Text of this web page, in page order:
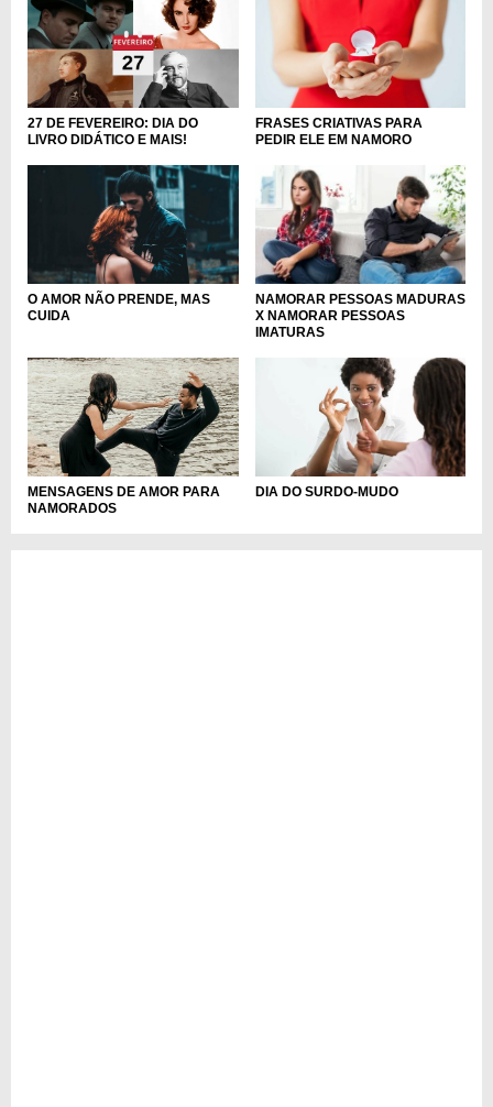
27 DE FEVEREIRO: DIA DO
LIVRO DIDÁTICO E MAIS!
FRASES CRIATIVAS PARA
PEDIR ELE EM NAMORO
O AMOR NÃO PRENDE, MAS
CUIDA
NAMORAR PESSOAS MADURAS
X NAMORAR PESSOAS
IMATURAS
MENSAGENS DE AMOR PARA
NAMORADOS
DIA DO SURDO-MUDO